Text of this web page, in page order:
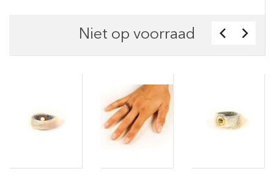
Niet op voorraad